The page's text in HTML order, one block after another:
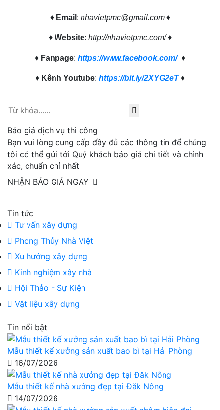
♦Email : nhavietpmc@gmail.com ♦
♦Website: http://nhavietpmc.com/♦
♦ Fanpage: https://www.facebook.com/♦
♦ Kênh Youtube: https://bit.ly/2XYG2eT♦
Báo giá dịch vụ thi công
Bạn vui lòng cung cấp đầy đủ các thông tin để chúng
tôi có thể gửi tới Quý khách báo giá chi tiết và chính
xác, chuẩn chỉ nhất
NHẬN BÁO GIÁ NGAY
Tin tức
Tư vấn xây dựng
Phong Thủy Nhà Việt
Xu hướng xây dựng
Kinh nghiệm xây nhà
Hội Thảo - Sự Kiện
Vật liệu xây dựng
Tin nổi bật
Mẫu thiết kế xưởng sản xuất bao bì tại Hải Phòng
16/07/2026
Mẫu thiết kế nhà xưởng đẹp tại Đăk Nông
14/07/2026